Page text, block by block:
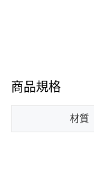
商品規格
材質